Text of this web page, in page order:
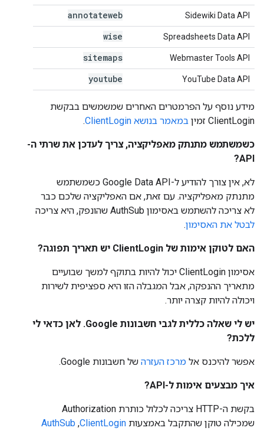
Sidewiki Data API
annotateweb
Spreadsheets Data API
wise
Webmaster Tools API
sitemaps
YouTube Data API
youtube
מידע נוסף על הפרמטרים האחרים שמשמשים בבקשת
ClientLogin זמין
במאמר בנושא ClientLogin .
כשמשתמש מתנתק מאפליקציה, צריך לעדכן את שרתי ה-
API?
לא, אין צורך להודיע ל-Google Data API כשמשתמש
מתנתק מאפליקציה. עם זאת, אם האפליקציה שלכם כבר
לא צריכה להשתמש באסימון AuthSub שהונפק, היא צריכה
לבטל את האסימון.
האם לטוקן אימות של ClientLogin יש תאריך תפוגה?
אסימון ClientLogin יכול להיות בתוקף למשך שבועיים
מתאריך ההנפקה, אבל המגבלה הזו היא ספציפית לשירות
ויכולה להיות קצרה יותר.
יש לי שאלה כללית לגבי חשבונות Google. לאן כדאי לי
ללכת?
אפשר להיכנס אל מרכז העזרה של חשבונות Google.
איך מבצעים אימות ל-API?
בקשת ה-HTTP צריכה לכלול כותרת Authorization
שמכילה טוקן שהתקבל באמצעות ClientLogin
,‏
AuthSub